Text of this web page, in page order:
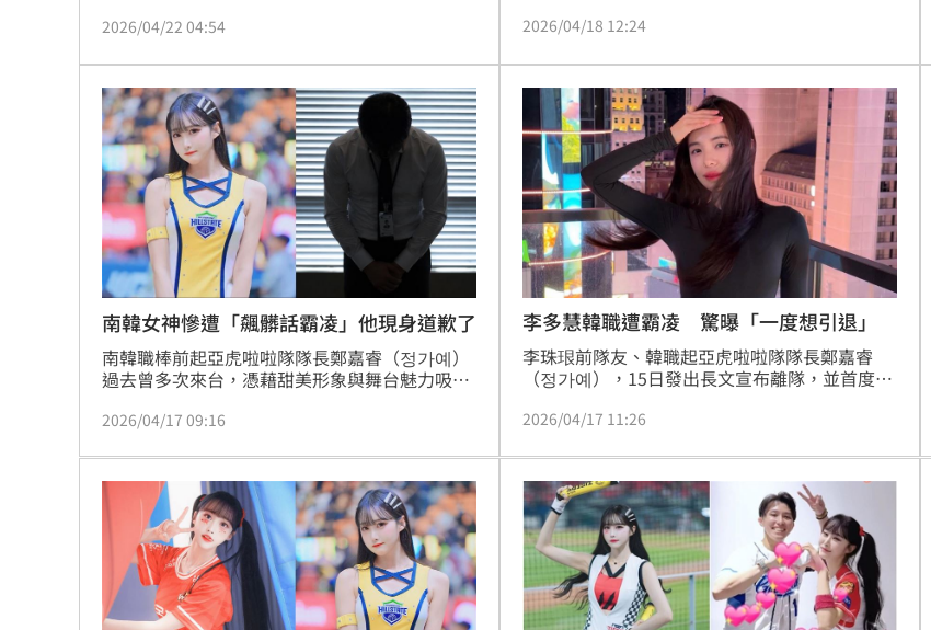
四位女孩不僅展現了超強的活力，更在專訪中大
台長期的發展意願，讓現場粉絲尖叫不斷！
2026/04/22 04:54
啦隊身分，並首度揭露自己長期在職場上遭受辱
進廁所痛哭，身心狀況亮起紅燈，引發外界震驚
與不捨。而原訂今（18）日來台參與活動的行程
也臨時取消，對此鄭嘉睿特地透過在台韓籍
YTR「DenQ」的頻道親自向台、韓粉絲致歉
了。
2026/04/18 12:24
南韓女神慘遭「飆髒話霸凌」他現身道歉了
南韓職棒前起亞虎啦啦隊隊長鄭嘉睿（정가예）
過去曾多次來台，憑藉甜美形象與舞台魅力吸引
啦隊圈，16日她更接受訪問時，進一步透露，一
甚至威脅「不好好做我就殺了妳們」，對此該名
加害人也出面道歉了。
2026/04/17 09:16
李多慧韓職遭霸凌 驚曝「一度想引退」
李珠珢前隊友、韓職起亞虎啦啦隊隊長鄭嘉睿
（정가예），15日發出長文宣布離隊，並首度揭
因強烈恐懼躲進廁所痛哭，韓國職場霸凌現象引
於韓職時也曾被刻意孤立，導致她一度萌生不想
再跳啦啦隊的念頭。
2026/04/17 11:26